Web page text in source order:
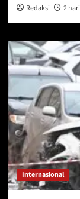
Redaksi 2
Internasional